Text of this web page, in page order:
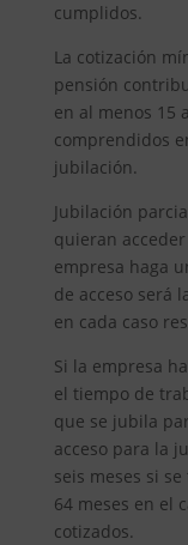
cumplidos.
La cotización
pensión
en al menos 15
comprendidos
jubilación.
Jubilación
quieran
empresa haga
de acceso será
en cada caso
Si la empresa
el tiempo de
que se jubila
acceso para la
seis meses si
64 meses en el
cotizados.